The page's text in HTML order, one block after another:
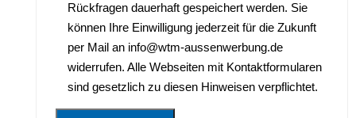
Rückfragen dauerhaft gespeichert werden. Sie
können Ihre Einwilligung jederzeit für die Zukunft
per Mail an info@wtm-aussenwerbung.de
widerrufen. Alle Webseiten mit Kontaktformularen
sind gesetzlich zu diesen Hinweisen verpflichtet.